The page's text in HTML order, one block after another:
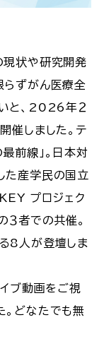
現状や研究開発
らずがん医療全
と、2026年２
催しました。テ
前線」。日本対
た産学民の国立
プロジェク
３者での共催。
8人が登壇しま
ブ動画をご視
。どなたでも無